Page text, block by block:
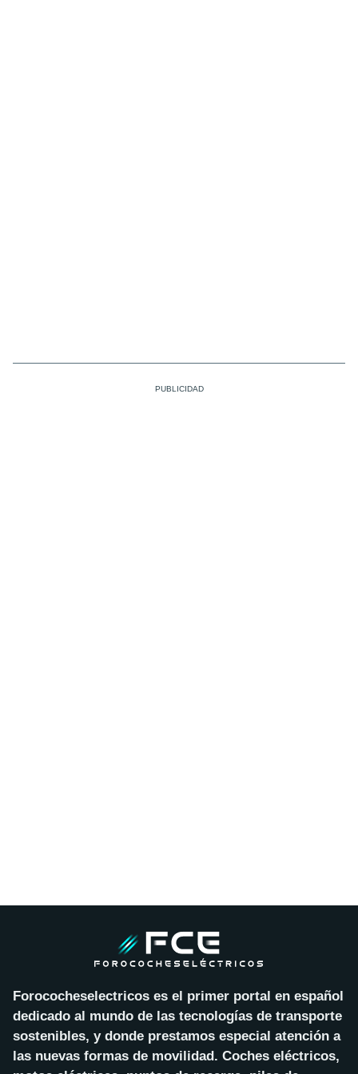
Forococheselectricos es el primer portal en español
dedicado al mundo de las tecnologías de transporte
sostenibles, y donde prestamos especial atención a
las nuevas formas de movilidad. Coches eléctricos,